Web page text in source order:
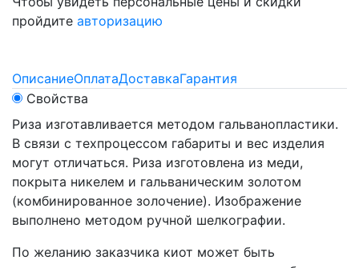
пройдите авторизацию
ОписаниеОплатаДоставкаГарантия
Свойства
Риза изготавливается методом гальванопластики.
В связи с техпроцессом габариты и вес изделия
могут отличаться. Риза изготовлена из меди,
покрыта никелем и гальваническим золотом
(комбинированное золочение). Изображение
выполнено методом ручной шелкографии.
По желанию заказчика киот может быть